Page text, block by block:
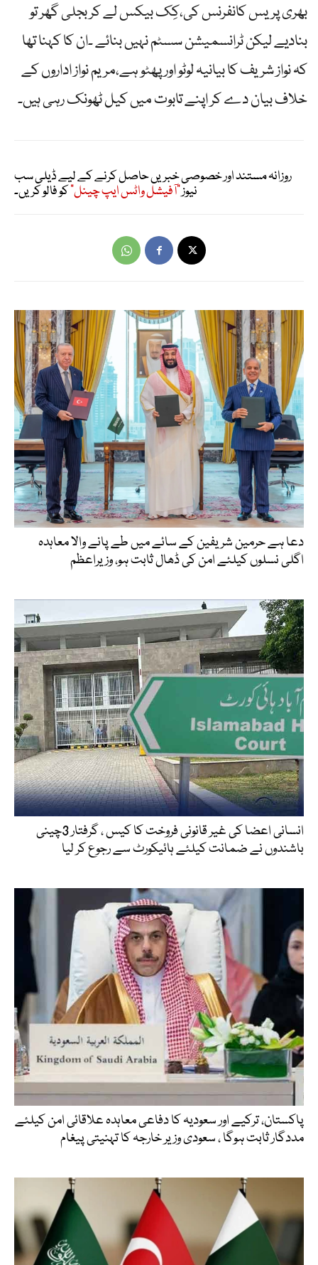
بھری پریس کانفرنس کی،کِک بیکس لے کر بجلی گھر تو
بنادیے لیکن ٹرانسمیشن سسٹم نہیں بنائے ۔ان کا کہنا تھا
کہ نواز شریف کا بیانیہ لوٹو اور پھٹو ہے،مریم نواز اداروں کے
خلاف بیان دے کر اپنے تابوت میں کیل ٹھونک رہی ہیں۔
روزانہ مستند اور خصوصی خبریں حاصل کرنے کے لیے ڈیلی سب
نیوز"آفیشل واٹس ایپ چینل"کو فالو کریں۔
دعا ہے حرمین شریفین کے سائے میں طے پانے والا معاہدہ
اگلی نسلوں کیلئے امن کی ڈھال ثابت ہو، وزیراعظم
انسانی اعضا کی غیر قانونی فروخت کا کیس ، گرفتار 3چینی
باشندوں نے ضمانت کیلئے ہائیکورٹ سے رجوع کر لیا
پاکستان، ترکیے اور سعودیہ کا دفاعی معاہدہ علاقائی امن کیلئے
مددگار ثابت ہوگا ، سعودی وزیر خارجہ کا تہنیتی پیغام